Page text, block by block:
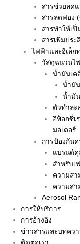
สารช่วยลด
สารลดฟอง
สารทำให้เ
สารเพิ่มปร
ไฟฟ้าและอีเล็ก
วัสดุฉนวนไ
น้ำมันเค
น้ำมั
น้ำมั
ตัวทำละ
อีพ็อกซี่เ
มอเตอร์
การป้องกัน
แบรนด์คุ
สำหรับเ
ความสา
ความสา
Aerosol
การให้บริการ
การอ้างอิง
ข่าวสารและบทคว